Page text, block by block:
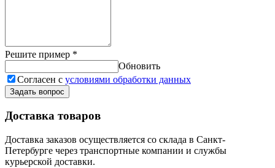
Решите пример *
Обновить
Согласен с условиями обработки данных
Задать вопрос
Доставка товаров
Доставка заказов осуществляется со склада в Санкт-
Петербурге через транспортные компании и службы
курьерской доставки.